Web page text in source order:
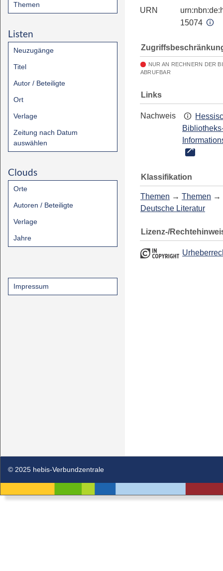
Themen
Listen
Neuzugänge
Titel
Autor / Beteiligte
Ort
Verlage
Zeitung nach Datum
auswählen
Clouds
Orte
Autoren / Beteiligte
Verlage
Jahre
Impressum
URN
15074
NUR AN RECHNERN DER
ABRUFBAR
Links
Nachweis
Klassifikation
Themen → Themen →
Deutsche Literatur
Lizenz-/
© 2025 hebis-Verbundzentrale